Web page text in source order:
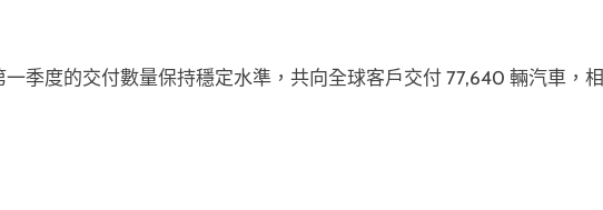
季度的交付數量保持穩定水準，共向全球客戶交付 77,640 輛汽車，相